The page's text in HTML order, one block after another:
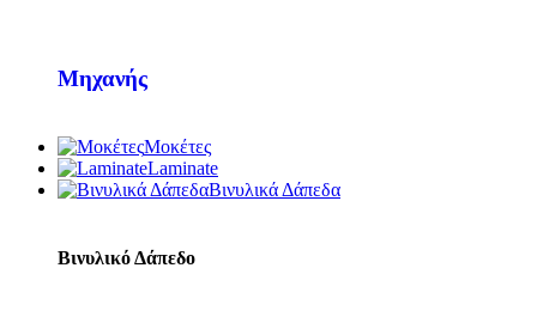
Μηχανής
Μοκέτες
Laminate
Βινυλικά Δάπεδα
Βινυλικό Δάπεδο